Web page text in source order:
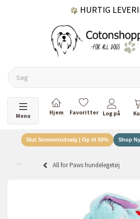
HURTIG
60 DAGES
Skifte navigation
Menu
Slut Sommerudsalg | Op til 50% Shop
All for Paws hundelegetøj